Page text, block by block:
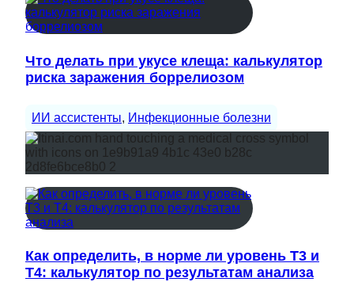
Что делать при укусе клеща: калькулятор
риска заражения боррелиозом
ИИ ассистенты, Инфекционные болезни
Как определить, в норме ли уровень Т3 и
Т4: калькулятор по результатам анализа